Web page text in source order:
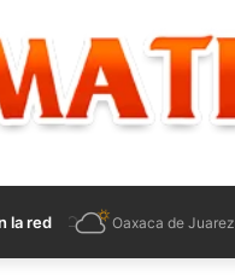
la red Oaxaca de Juarez